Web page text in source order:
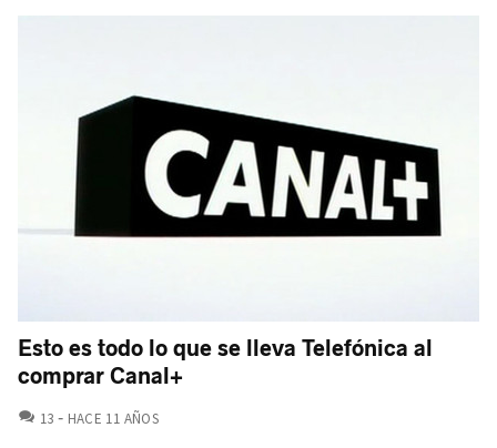
Esto es todo lo que se lleva Telefónica al
comprar Canal+
13 COMENTARIOS
HACE 11 AÑOS